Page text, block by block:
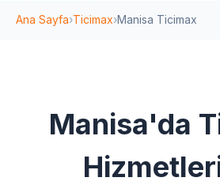
Ana Sayfa›Ticimax›Manisa Ticimax
Manisa'da